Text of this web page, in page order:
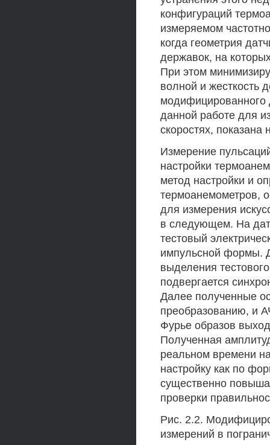
конфигураций
измеряемом
когда геометрия
державок, на
При этом
волной и жесткость
модифицированного
данной работе для
скоростях, показана
Измерение
настройки
метод настройки и
термоанемометров,
для измерения
в следующем. На
тестовый
импульсной формы.
выделения
подвергается
Далее полученные
преобразованию, и
Фурье образов
Полученная
реальном времени
настройку как по
существенно
проверки
Рис. 2.2.
измерений в